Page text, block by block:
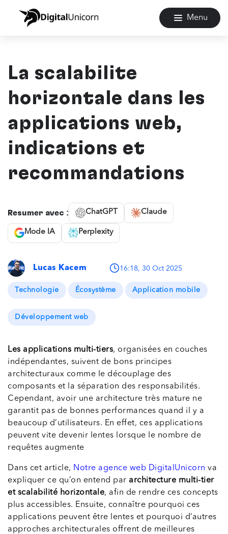
Menu
La scalabilité
horizontale dans les
applications web,
indications et
recommandations
Résumer avec : ChatGPT Claude
Mode IA Perplexity
Lucas Kacem 16:18, 30 Oct 2025
Technologie Écosystème Application mobile
Développement web
Les applications multi-tiers, organisées en couches
indépendantes, suivent de bons principes
architecturaux comme le découplage des
composants et la séparation des responsabilités.
Cependant, avoir une architecture très mature ne
garantit pas de bonnes performances quand il y a
beaucoup d’utilisateurs. En effet, ces applications
peuvent vite devenir lentes lorsque le nombre de
requêtes augmente
Dans cet article, Notre agence web DigitalUnicorn va
expliquer ce qu’on entend par architecture multi-tier
et scalabilité horizontale, afin de rendre ces concepts
plus accessibles. Ensuite, connaître pourquoi ces
applications peuvent être lentes et pourquoi d’autres
approches architecturales offrent de meilleures